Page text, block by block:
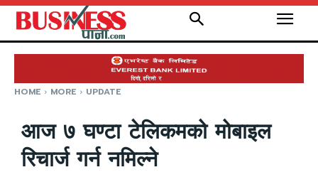
HOME MORE UPDATE
आज ७ घण्टा टेलिकमको मोबाइल
रिचार्ज गर्न नमिल्ने